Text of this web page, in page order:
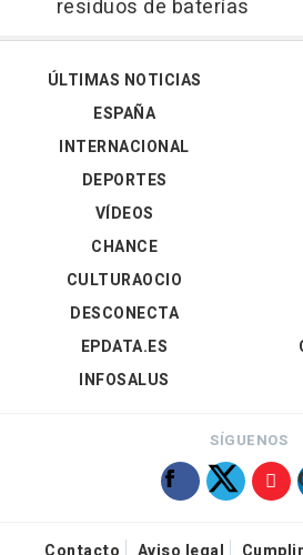
residuos de baterías
ÚLTIMAS NOTICIAS
ESPAÑA
INTERNACIONAL
DEPORTES
VÍDEOS
CHANCE
CULTURAOCIO
DESCONECTA
EPDATA.ES
INFOSALUS
SÍGUENOS